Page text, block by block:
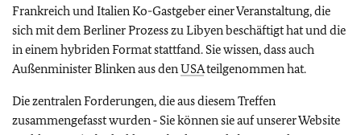
Frankreich und Italien Ko-Gastgeber einer Veranstaltung, die
sich mit dem Berliner Prozess zu Libyen beschäftigt hat und die
in einem hybriden Format stattfand. Sie wissen, dass auch
Außenminister Blinken aus denUSAteilgenommen hat.
Die zentralen Forderungen, die aus diesem Treffen
zusammengefasst wurden ‑ Sie können sie auf unserer Website